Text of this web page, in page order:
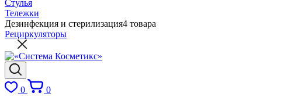
Стулья
Тележки
Дезинфекция и стерилизация4 товара
Рециркуляторы
0
0